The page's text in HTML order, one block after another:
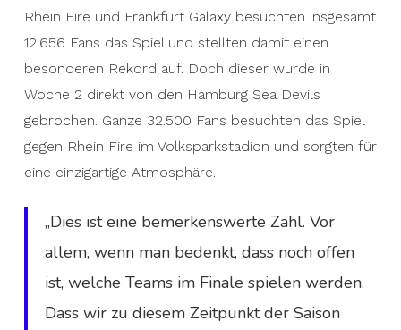
Rhein Fire und Frankfurt Galaxy besuchten insgesamt
12.656 Fans das Spiel und stellten damit einen
besonderen Rekord auf. Doch dieser wurde in
Woche 2 direkt von den Hamburg Sea Devils
gebrochen. Ganze 32.500 Fans besuchten das Spiel
gegen Rhein Fire im Volksparkstadion und sorgten für
eine einzigartige Atmosphäre.
„Dies ist eine bemerkenswerte Zahl. Vor
allem, wenn man bedenkt, dass noch offen
ist, welche Teams im Finale spielen werden.
Dass wir zu diesem Zeitpunkt der Saison